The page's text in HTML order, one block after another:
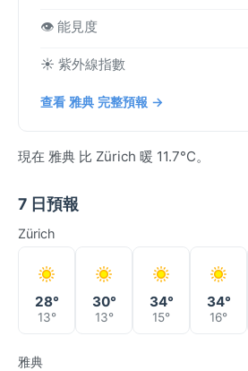
👁️ 能見度
☀️ 紫外線指數
查看 雅典 完整預報 →
現在 雅典 比 Zürich 暖 11.7°C。
7 日預報
Zürich
28°
13°
30°
13°
34°
15°
34°
16°
雅典